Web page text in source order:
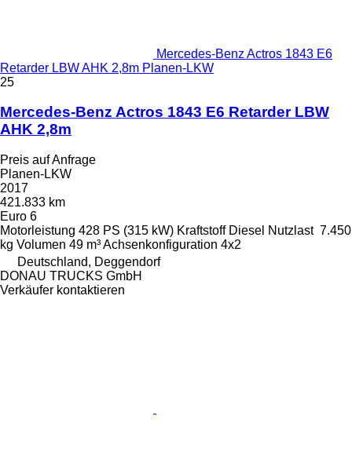
Mercedes-Benz Actros 1843 E6
Retarder LBW AHK 2,8m Planen-LKW
25
Mercedes-Benz Actros 1843 E6 Retarder LBW
AHK 2,8m
Preis auf Anfrage
Planen-LKW
2017
421.833 km
Euro 6
Motorleistung 428 PS (315 kW) Kraftstoff Diesel Nutzlast 7.450
kg Volumen 49 m³Achsenkonfiguration 4x2
Deutschland, Deggendorf
DONAU TRUCKS GmbH
Verkäufer kontaktieren